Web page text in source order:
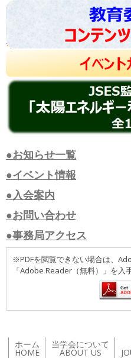
●お知らせ一覧
●イベント情報
●入会案内
●お問い合わせ
●事務局アクセス
※PDFを閲覧できない場合は、
「Adobe Reader（無料）」を入
ホーム
HOME
当学会について
ABOUT US